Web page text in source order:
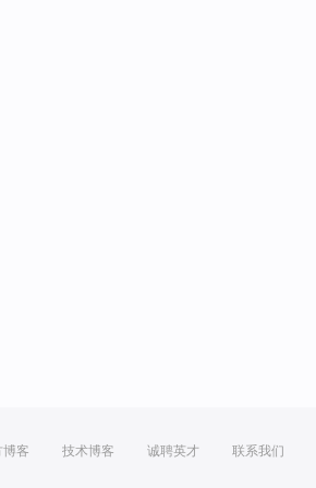
博客 技术博客 诚聘英才 联系我们